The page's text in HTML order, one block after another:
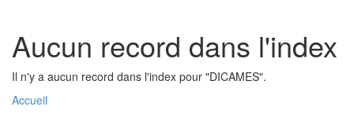
Aucun record dans l'index
Il n'y a aucun record dans l'index pour "DICAMES".
Accueil